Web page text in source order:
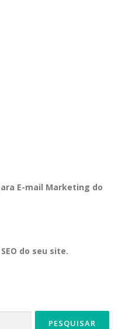
E-mail Marketing do
do seu site.